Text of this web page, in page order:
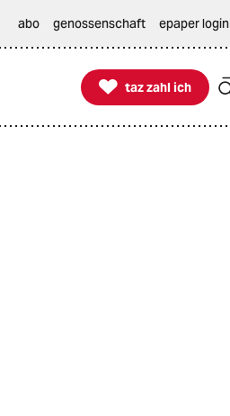
abo genossenschaft epaper login

taz zahl ich
taz zahl ich